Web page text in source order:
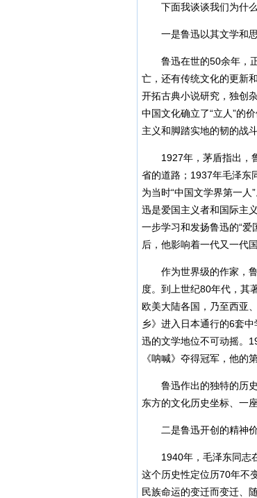
下面我谈谈我们为什么
一是鲁迅以其文学和思
鲁迅在世的50余年，正
亡，还有传统文化的更新
开拓古典小说研究，独创
中国文化确立了“立人”的
主义和脚踏实地的韧的战
1927年，茅盾指出，鲁
省的道路；1937年毛泽东
为当时“中国文学界第一
迅是爱国主义者和国际主
一步学习和发扬鲁迅的“爱
后，他影响着一代又一代
作为世界级的作家，鲁
度。到上世纪80年代，其
欧美大陆各国，乃至西亚
乡》进入日本通行的6套
迅的文学地位不可动摇。
《呐喊》夺得冠军，他的
鲁迅作出的独特的历史
东方的文化历史坐标、一
二是鲁迅开创的精神价
1940年，毛泽东同志在
这个历史性定位历70年不
民族命运的变迁而变迁、